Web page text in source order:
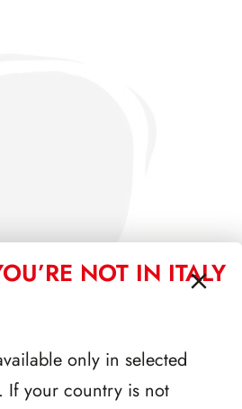
ITALIA 1986 PAGINE 4
NOT IN ITALY
only in selected
If your country is not